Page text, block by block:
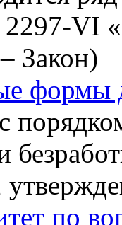
VI
Закон)
формы
по